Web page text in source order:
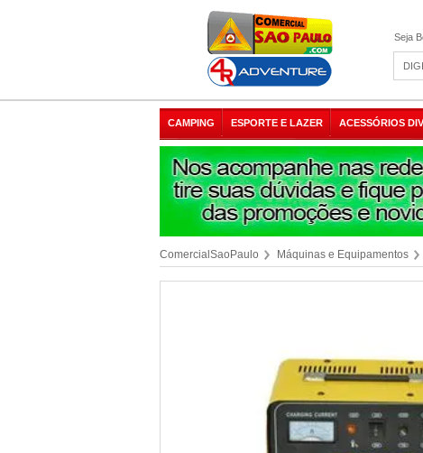
Seja
CAMPING ESPORTE E LAZER ACESSÓRIOS
ComercialSaoPaulo Máquinas e Equipamentos